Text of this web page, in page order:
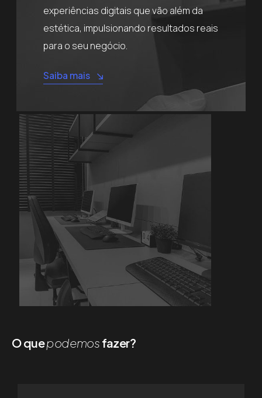
experiências digitais que vão além da
estética, impulsionando resultados reais
para o seu negócio.
Saiba mais
O quepodemos fazer?